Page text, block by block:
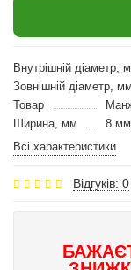
Внутрішній діаметр,
Зовнішній діаметр, мм
Товар
Ширина, мм
8 мм
Всі характеристики
Відгуків: 0